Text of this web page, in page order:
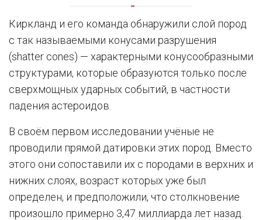
Киркланд и его команда обнаружили слой пород
с так называемыми конусами разрушения
(shatter cones) — характерными конусообразными
структурами, которые образуются только после
сверхмощных ударных событий, в частности
падения астероидов.
В своём первом исследовании учёные не
проводили прямой датировки этих пород. Вместо
этого они сопоставили их с породами в верхних и
нижних слоях, возраст которых уже был
определен, и предположили, что столкновение
произошло примерно 3,47 миллиарда лет назад.